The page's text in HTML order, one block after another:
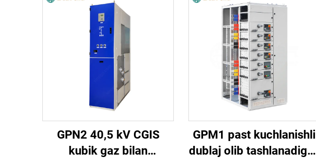
GPN2 40,5 kV CGIS
kubik gaz bilan
GPM1 past kuchlanishli
dublaj olib tashlanadigan